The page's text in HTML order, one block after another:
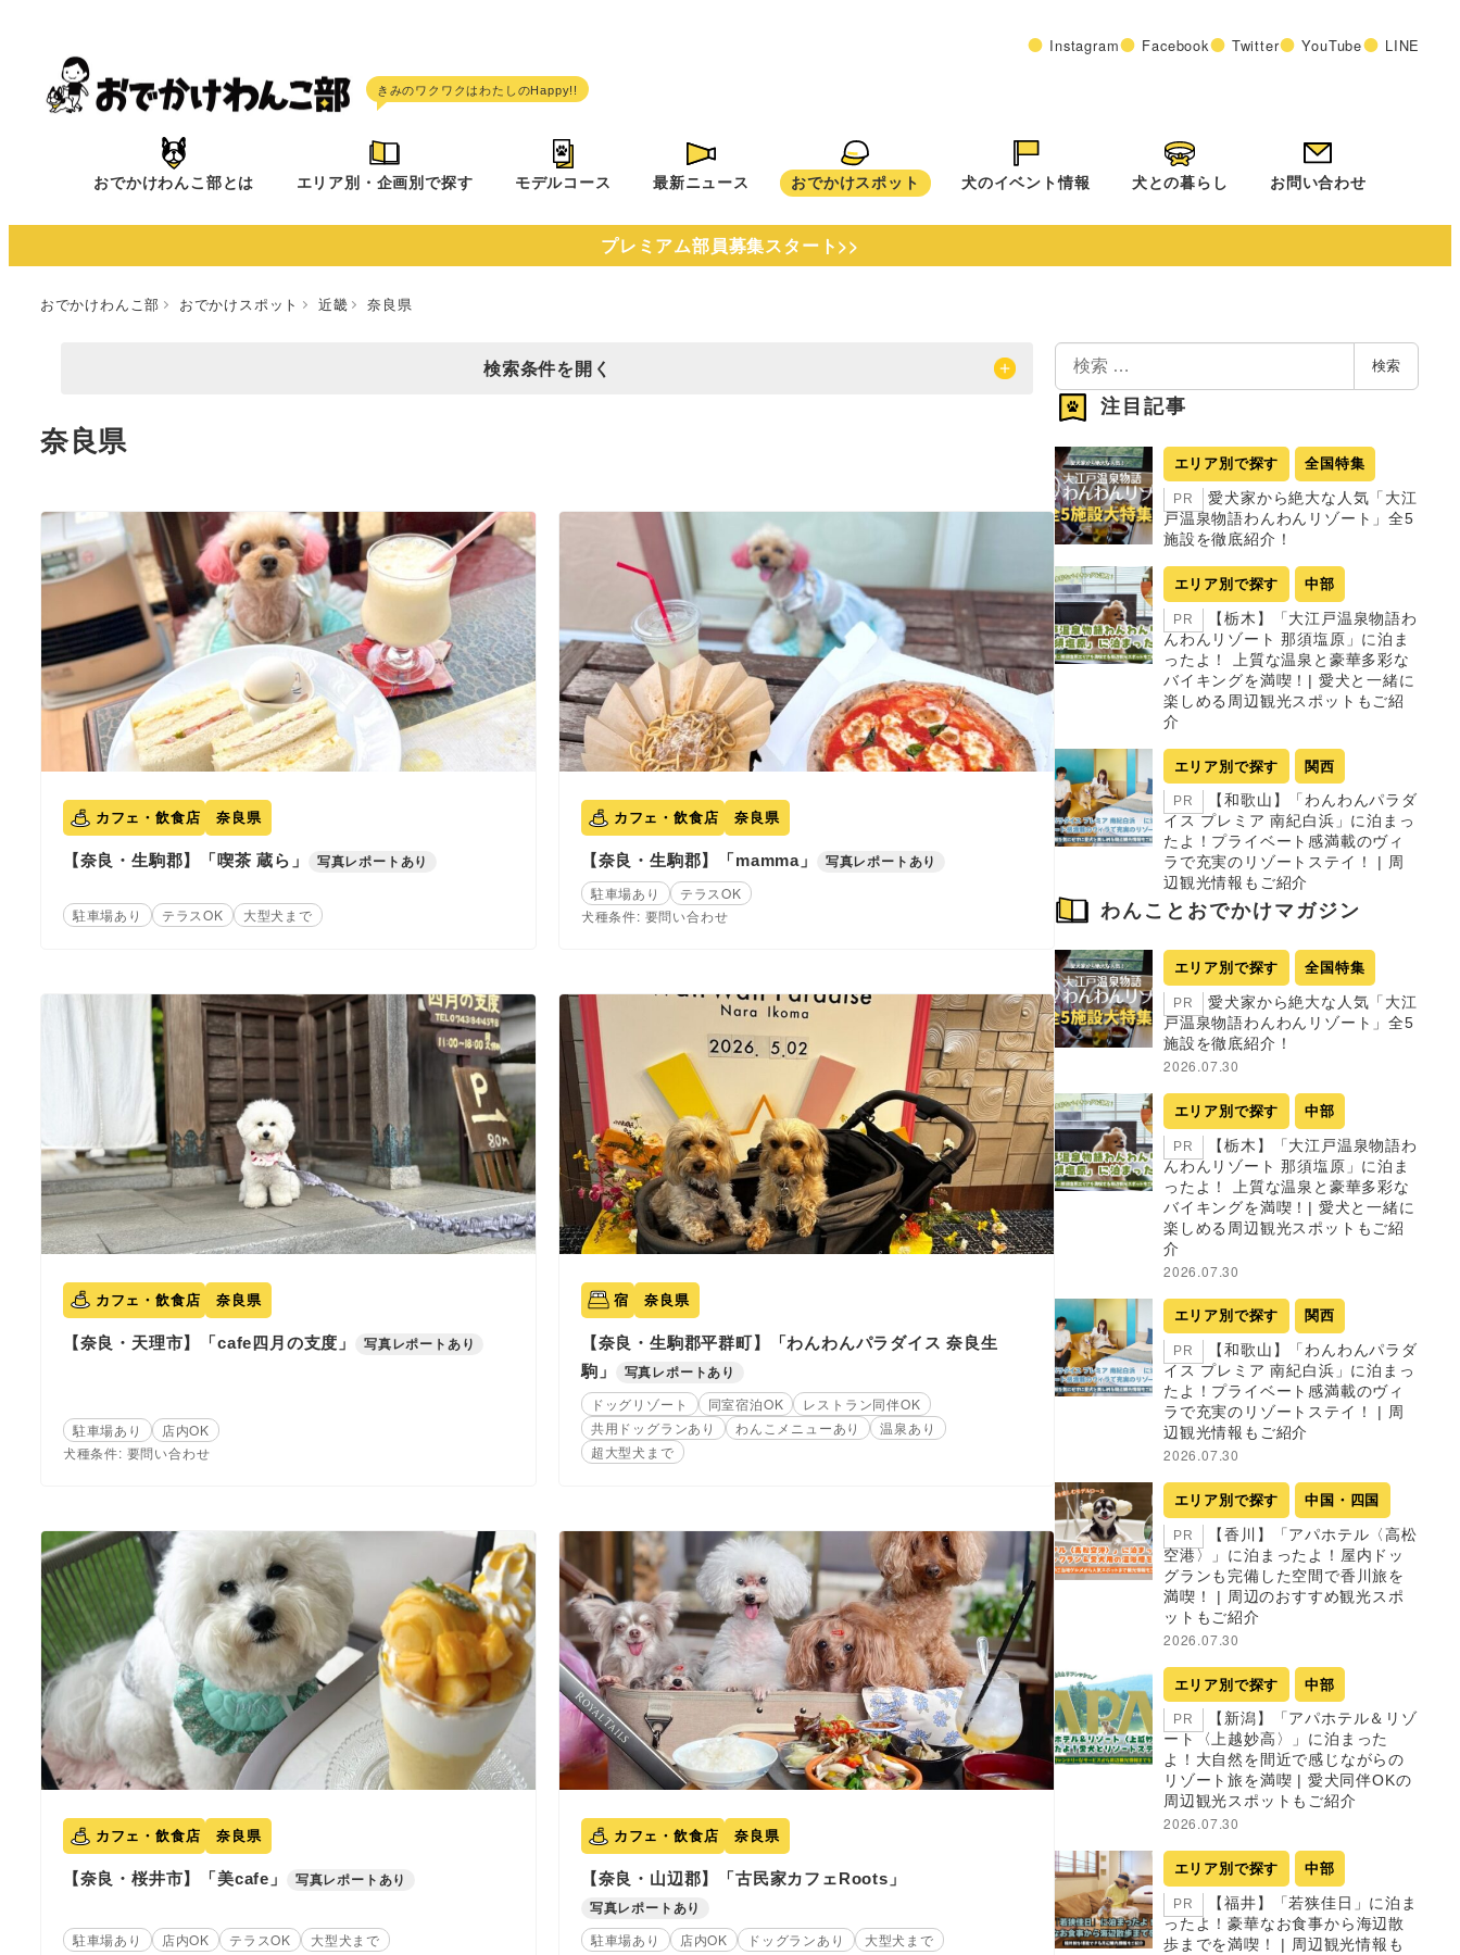
へ
Instagram Facebook Twitter YouTube LINE
おでかけわんこ部とは エリア別・企画別で探す モデルコース 最新ニュース おでかけスポット 犬のイベント情報 犬との暮らし お問い合わせ
プレミアム部員募集スタート>>
おでかけわんこ部 おでかけスポット 近畿 奈良県
検索条件を開く
奈良県
カフェ・飲食店 奈良県
【奈良・生駒郡】「喫茶 蔵ら」 写真レポートあり
駐車場あり テラスOK 大型犬まで
カフェ・飲食店 奈良県
【奈良・生駒郡】「mamma」 写真レポートあり
駐車場あり
テラスOK
犬種条件: 要問い合わせ
カフェ・飲食店 奈良県
【奈良・天理市】「cafe四月の支度」 写真レポートあり
駐車場あり
店内OK
犬種条件: 要問い合わせ
宿 奈良県
【奈良・生駒郡平群町】「わんわんパラダイス 奈良生
駒」
写真レポートあり
ドッグリゾート 同室宿泊OK
レストラン同伴OK
共用ドッグランあり
わんこメニューあり
温泉あり
超大型犬まで
カフェ・飲食店 奈良県
【奈良・桜井市】「美cafe」 写真レポートあり
駐車場あり 店内OK テラスOK 大型犬まで
カフェ・飲食店 奈良県
【奈良・山辺郡】「古民家カフェRoots」
写真レポートあり
駐車場あり 店内OK ドッグランあり 大型犬まで
検
索
検索
注目記事
エリア別で探す 全国特集
PR
愛犬家から絶大な人気「大江
戸温泉物語わんわんリゾート」全5
施設を徹底紹介！
エリア別で探す 中部
PR
【栃木】「大江戸温泉物語わ
んわんリゾート 那須塩原」に泊ま
ったよ！ 上質な温泉と豪華多彩な
バイキングを満喫！| 愛犬と一緒に
楽しめる周辺観光スポットもご紹
介
エリア別で探す 関西
PR
【和歌山】「わんわんパラダ
イス プレミア 南紀白浜」に泊まっ
たよ！プライベート感満載のヴィ
ラで充実のリゾートステイ！ | 周
辺観光情報もご紹介
わんことおでかけマガジン
エリア別で探す 全国特集
PR
愛犬家から絶大な人気「大江
戸温泉物語わんわんリゾート」全5
施設を徹底紹介！
2026.07.30
エリア別で探す 中部
PR
【栃木】「大江戸温泉物語わ
んわんリゾート 那須塩原」に泊ま
ったよ！ 上質な温泉と豪華多彩な
バイキングを満喫！| 愛犬と一緒に
楽しめる周辺観光スポットもご紹
介
2026.07.30
エリア別で探す 関西
PR
【和歌山】「わんわんパラダ
イス プレミア 南紀白浜」に泊まっ
たよ！プライベート感満載のヴィ
ラで充実のリゾートステイ！ | 周
辺観光情報もご紹介
2026.07.30
エリア別で探す 中国・四国
PR
【香川】「アパホテル〈高松
空港〉」に泊まったよ！屋内ドッ
グランも完備した空間で香川旅を
満喫！ | 周辺のおすすめ観光スポ
ットもご紹介
2026.07.30
エリア別で探す 中部
PR
【新潟】「アパホテル＆リゾ
ート〈上越妙高〉」に泊まった
よ！大自然を間近で感じながらの
リゾート旅を満喫 | 愛犬同伴OKの
周辺観光スポットもご紹介
2026.07.30
エリア別で探す 中部
PR
【福井】「若狭佳日」に泊ま
ったよ！豪華なお食事から海辺散
歩までを満喫！ | 周辺観光情報も